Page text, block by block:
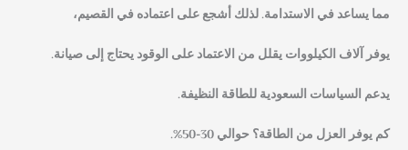
مما يساعد في الاستدامة. لذلك أشجع على اعتماده في القصيم،
يوفر آلاف الكيلووات يقلل من الاعتماد على الوقود يحتاج إلى صيانة.
يدعم السياسات السعودية للطاقة النظيفة.
كم يوفر العزل من الطاقة؟ حوالي 30-50%.